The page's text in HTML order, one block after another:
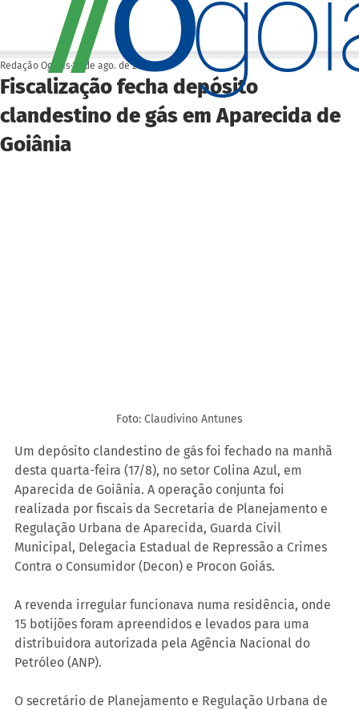
Fiscalização fecha depósito
clandestino de gás em Aparecida de
Goiânia
Redação Ogoiás 18 de ago. de 2022
Foto: Claudivino Antunes
Um depósito clandestino de gás foi fechado na manhã
desta quarta-feira (17/8), no setor Colina Azul, em
Aparecida de Goiânia. A operação conjunta foi
realizada por fiscais da Secretaria de Planejamento e
Regulação Urbana de Aparecida, Guarda Civil
Municipal, Delegacia Estadual de Repressão a Crimes
Contra o Consumidor (Decon) e Procon Goiás.
A revenda irregular funcionava numa residência, onde
15 botijões foram apreendidos e levados para uma
distribuidora autorizada pela Agência Nacional do
Petróleo (ANP).
O secretário de Planejamento e Regulação Urbana de